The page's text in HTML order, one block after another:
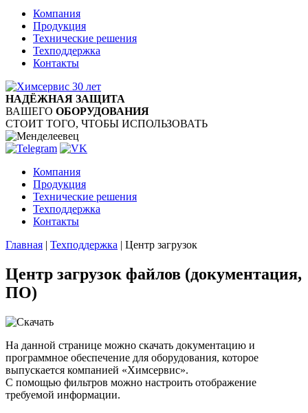
Компания
Продукция
Технические решения
Техподдержка
Контакты
НАДЁЖНАЯ ЗАЩИТА
ВАШЕГО ОБОРУДОВАНИЯ
СТОИТ ТОГО, ЧТОБЫ ИСПОЛЬЗОВАТЬ
Компания
Продукция
Технические решения
Техподдержка
Контакты
Главная | Техподдержка | Центр загрузок
Центр загрузок файлов (документация,
ПО)
На данной странице можно скачать документацию и
программное обеспечение для оборудования, которое
выпускается компанией «Химсервис».
С помощью фильтров можно настроить отображение
требуемой информации.